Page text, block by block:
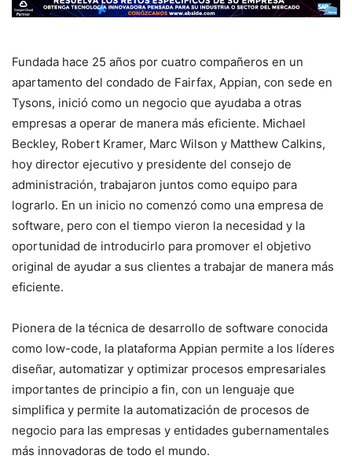
Fundada hace 25 años por cuatro compañeros en un
apartamento del condado de Fairfax, Appian, con sede en
Tysons, inició como un negocio que ayudaba a otras
empresas a operar de manera más eficiente. Michael
Beckley, Robert Kramer, Marc Wilson y Matthew Calkins,
hoy director ejecutivo y presidente del consejo de
administración, trabajaron juntos como equipo para
lograrlo. En un inicio no comenzó como una empresa de
software, pero con el tiempo vieron la necesidad y la
oportunidad de introducirlo para promover el objetivo
original de ayudar a sus clientes a trabajar de manera más
eficiente.
Pionera de la técnica de desarrollo de software conocida
como low-code, la plataforma Appian permite a los líderes
diseñar, automatizar y optimizar procesos empresariales
importantes de principio a fin, con un lenguaje que
simplifica y permite la automatización de procesos de
negocio para las empresas y entidades gubernamentales
más innovadoras de todo el mundo.